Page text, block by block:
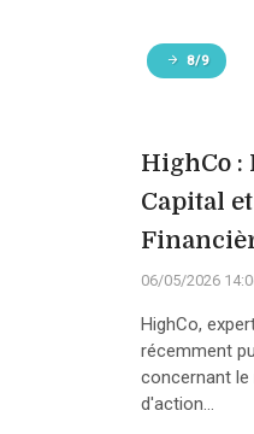
8/9
HighCo
Capital
06/05/2026
HighCo,
récemment
concernant
d'action...